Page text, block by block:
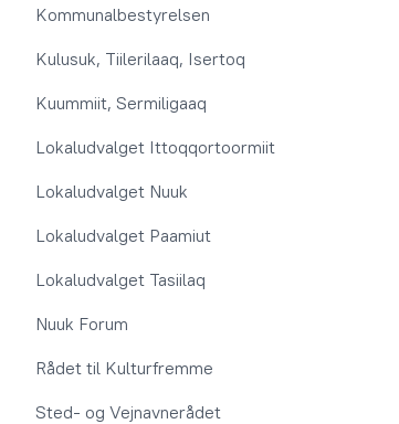
Kommunalbestyrelsen
Kulusuk, Tiilerilaaq, Isertoq
Kuummiit, Sermiligaaq
Lokaludvalget Ittoqqortoormiit
Lokaludvalget Nuuk
Lokaludvalget Paamiut
Lokaludvalget Tasiilaq
Nuuk Forum
Rådet til Kulturfremme
Sted- og Vejnavnerådet